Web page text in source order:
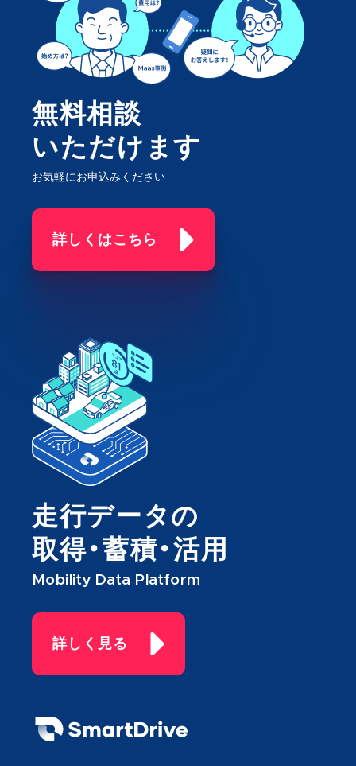
無料相談
いただけます
お気軽にお申込みください
詳しくはこちら
走行データの
取得・蓄積・活用
Mobility Data Platform
詳しく見る